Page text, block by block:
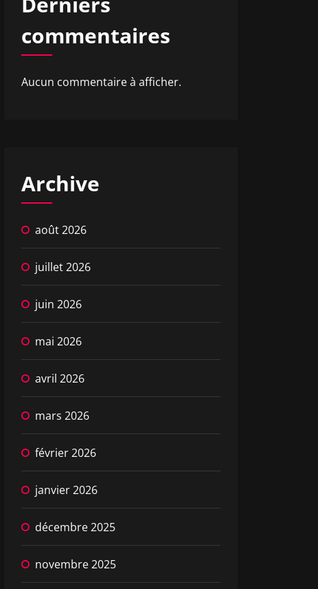
commentaires
Aucun commentaire à afficher.
Archive
août 2026
juillet 2026
juin 2026
mai 2026
avril 2026
mars 2026
février 2026
janvier 2026
décembre 2025
novembre 2025